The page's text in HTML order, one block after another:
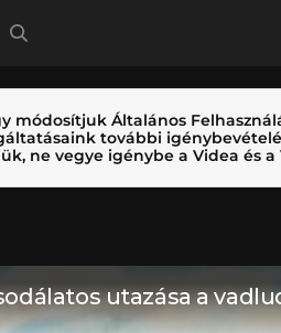
módosítjuk Általános
további
ne vegye igénybe a Videa és